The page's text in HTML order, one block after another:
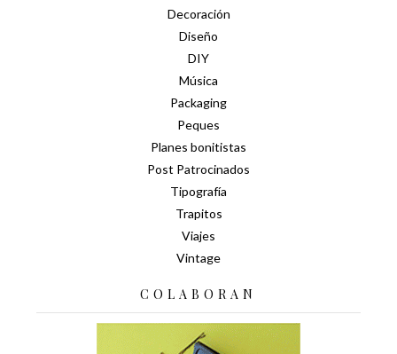
Decoración
Diseño
DIY
Música
Packaging
Peques
Planes bonitistas
Post Patrocinados
Tipografía
Trapitos
Viajes
Vintage
COLABORAN